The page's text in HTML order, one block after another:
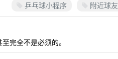
乒乓球小程序 附近球友
完全不是必须的。